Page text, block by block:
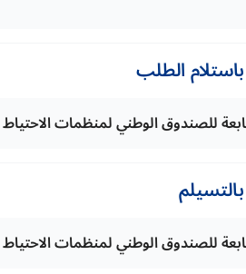
الطلب
للصندوق الوطني لمنظمات
للصندوق الوطني لمنظمات